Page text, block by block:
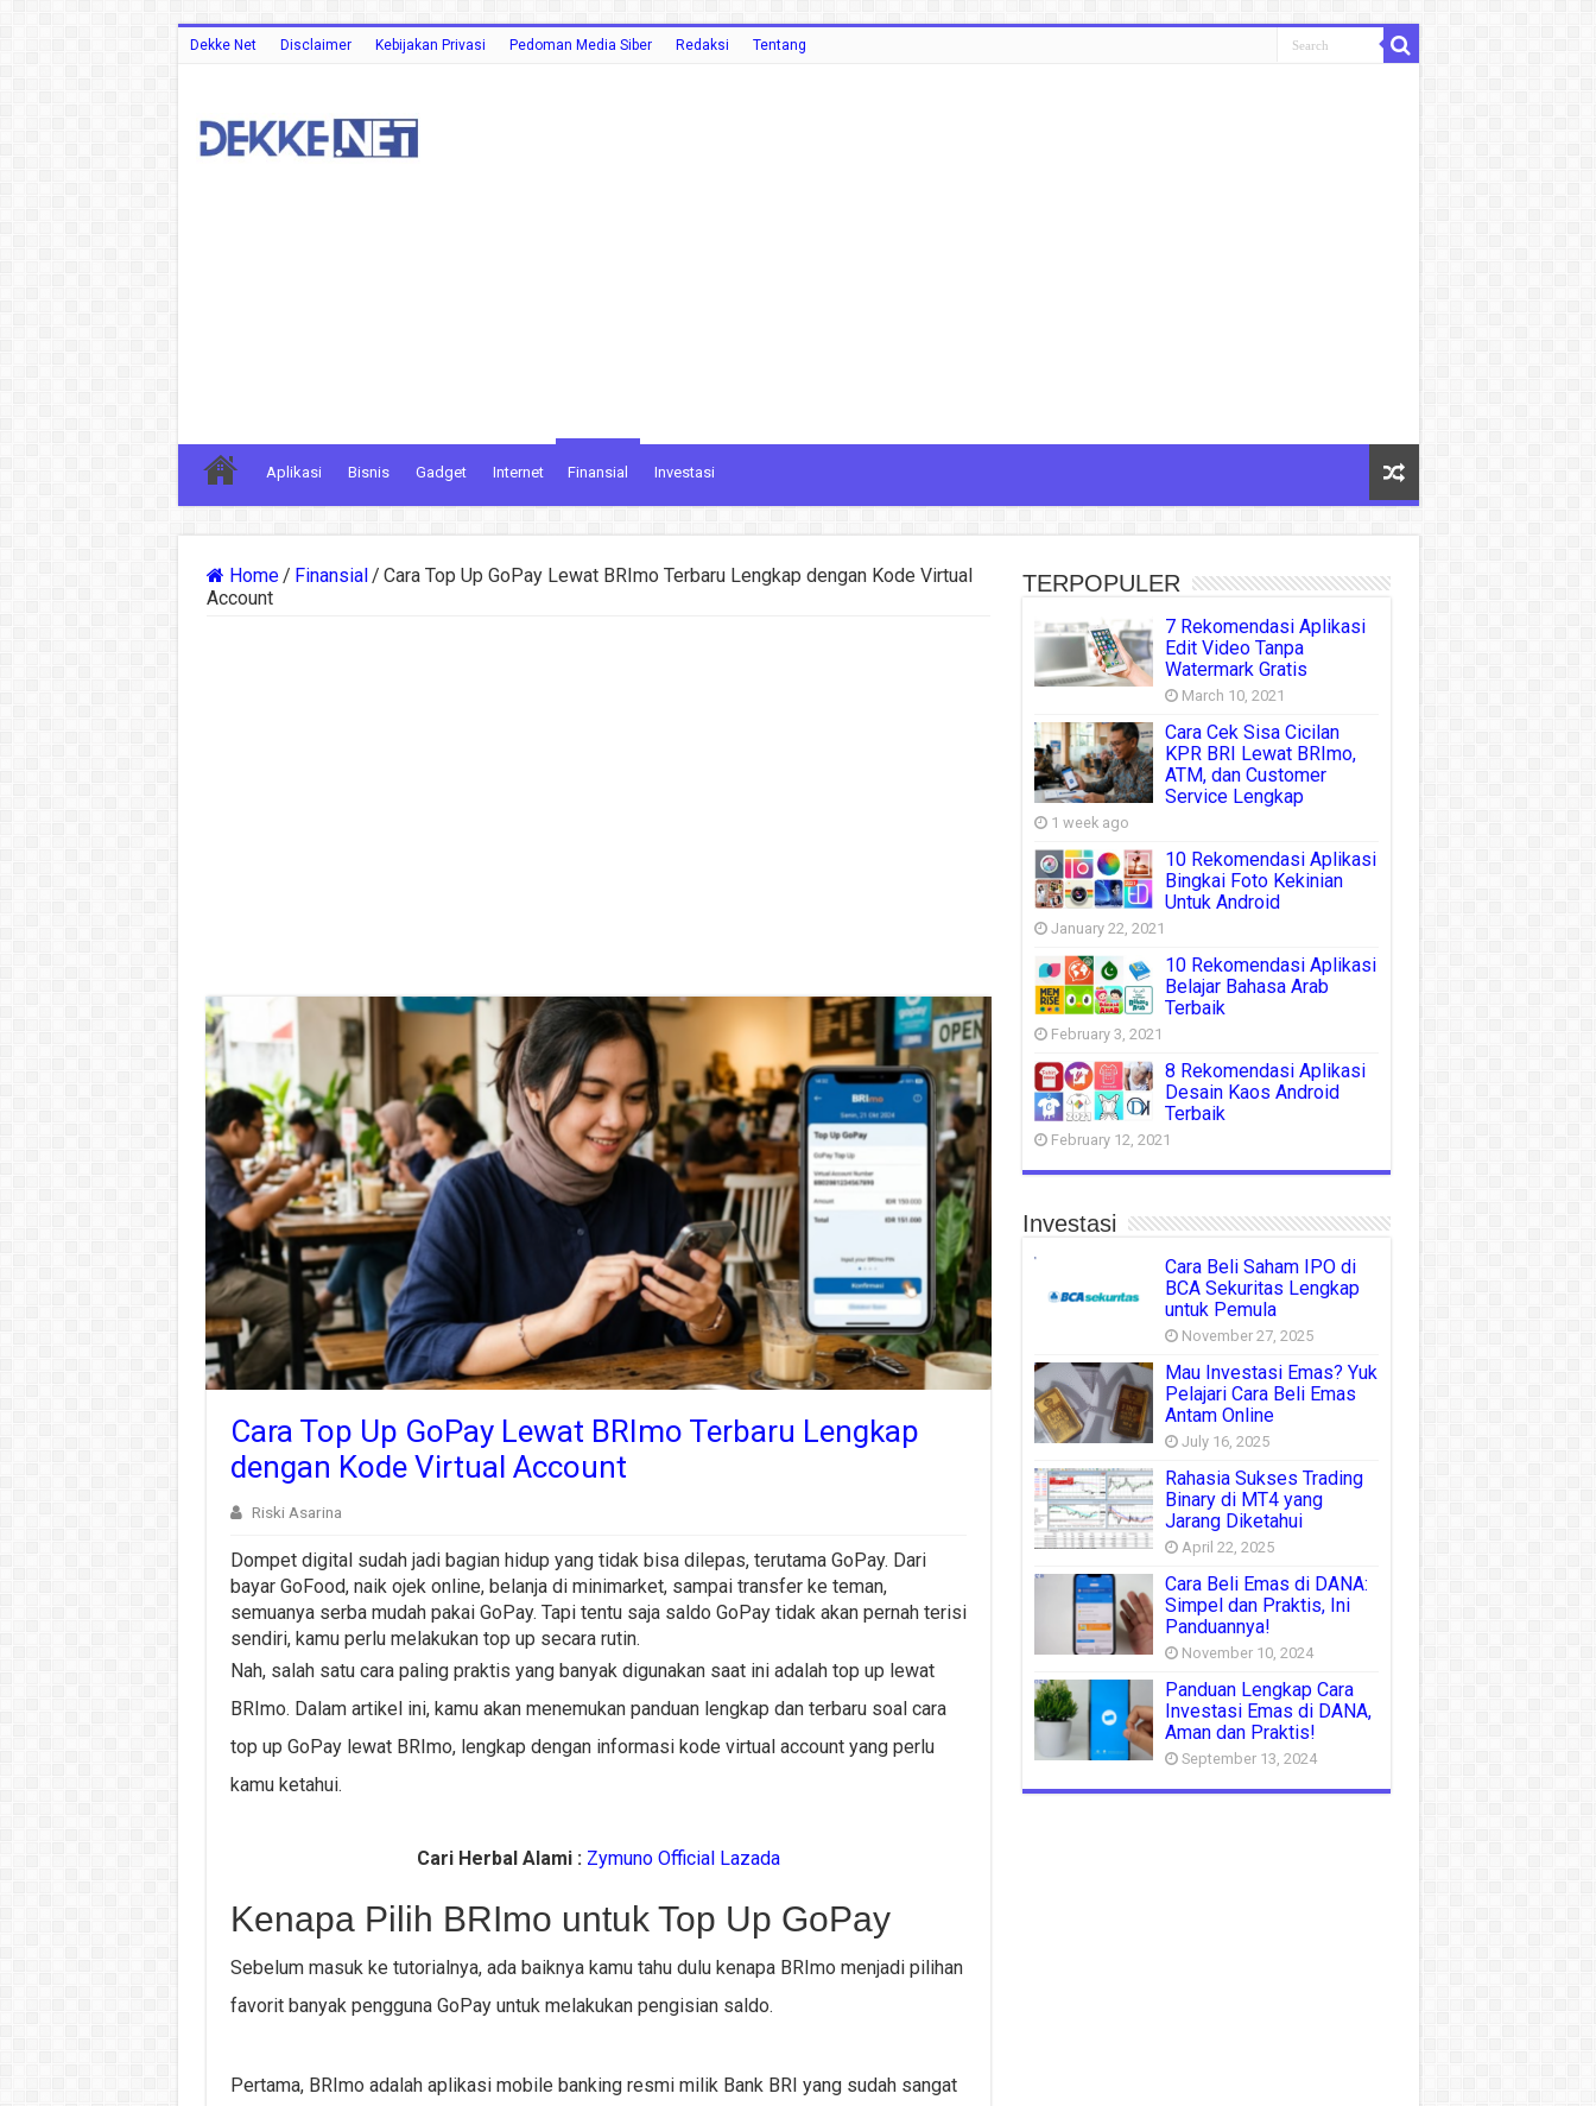
Dekke Net Disclaimer Kebijakan Privasi Pedoman Media Siber Redaksi Tentang
Aplikasi Bisnis Gadget Internet Finansial Investasi
Home/ Finansial/ Cara Top Up GoPay Lewat BRImo Terbaru Lengkap dengan Kode Virtual
Account
Cara Top Up GoPay Lewat BRImo Terbaru Lengkap
dengan Kode Virtual Account
Riski Asarina
Dompet digital sudah jadi bagian hidup yang tidak bisa dilepas, terutama GoPay. Dari
bayar GoFood, naik ojek online, belanja di minimarket, sampai transfer ke teman,
semuanya serba mudah pakai GoPay. Tapi tentu saja saldo GoPay tidak akan pernah terisi
sendiri, kamu perlu melakukan top up secara rutin.
Nah, salah satu cara paling praktis yang banyak digunakan saat ini adalah top up lewat
BRImo. Dalam artikel ini, kamu akan menemukan panduan lengkap dan terbaru soal cara
top up GoPay lewat BRImo, lengkap dengan informasi kode virtual account yang perlu
kamu ketahui.
Cari Herbal Alami : Zymuno Official Lazada
Kenapa Pilih BRImo untuk Top Up GoPay
Sebelum masuk ke tutorialnya, ada baiknya kamu tahu dulu kenapa BRImo menjadi pilihan
favorit banyak pengguna GoPay untuk melakukan pengisian saldo.
Pertama, BRImo adalah aplikasi mobile banking resmi milik Bank BRI yang sudah sangat
TERPOPULER
7 Rekomendasi Aplikasi
Edit Video Tanpa
Watermark Gratis
March 10, 2021
Cara Cek Sisa Cicilan
KPR BRI Lewat BRImo,
ATM, dan Customer
Service Lengkap
1 week ago
10 Rekomendasi Aplikasi
Bingkai Foto Kekinian
Untuk Android
January 22, 2021
10 Rekomendasi Aplikasi
Belajar Bahasa Arab
Terbaik
February 3, 2021
8 Rekomendasi Aplikasi
Desain Kaos Android
Terbaik
February 12, 2021
Investasi
Cara Beli Saham IPO di
BCA Sekuritas Lengkap
untuk Pemula
November 27, 2025
Mau Investasi Emas? Yuk
Pelajari Cara Beli Emas
Antam Online
July 16, 2025
Rahasia Sukses Trading
Binary di MT4 yang
Jarang Diketahui
April 22, 2025
Cara Beli Emas di DANA:
Simpel dan Praktis, Ini
Panduannya!
November 10, 2024
Panduan Lengkap Cara
Investasi Emas di DANA,
Aman dan Praktis!
September 13, 2024